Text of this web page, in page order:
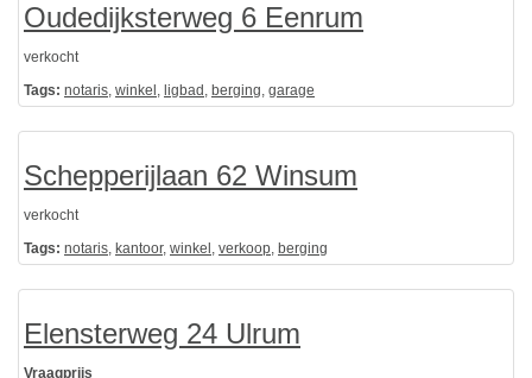
Oudedijksterweg 6 Eenrum
verkocht
Tags: notaris, winkel , ligbad , berging, garage
Schepperijlaan 62 Winsum
verkocht
Tags: notaris, kantoor, winkel , verkoop, berging
Elensterweg 24 Ulrum
Vraagprijs